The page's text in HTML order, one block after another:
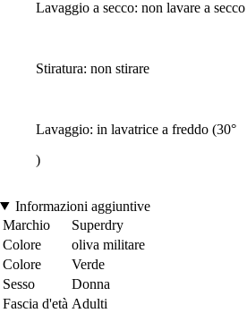
Lavaggio a secco: non lavare a secco
Stiratura: non stirare
Lavaggio: in lavatrice a freddo (30°
)
Informazioni aggiuntive
Marchio
Superdry
Colore
oliva militare
Colore
Verde
Sesso
Donna
Fascia d'età Adulti